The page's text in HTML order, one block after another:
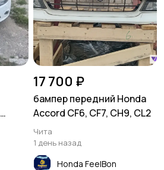
17 700 ₽
бампер передний Honda
Accord CF6, CF7, CH9, CL2
Чита
1 день назад
Honda FeelBon